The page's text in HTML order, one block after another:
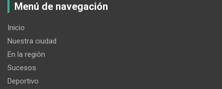
Menú de navegación
Inicio
Nuestra ciudad
En la región
Sucesos
Deportivo